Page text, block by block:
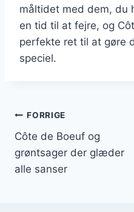
måltidet med dem, du
en tid til at fejre, og
perfekte ret til at gøre
speciel.
FORRIGE
Côte de Boeuf og
grøntsager der glæder
alle sanser